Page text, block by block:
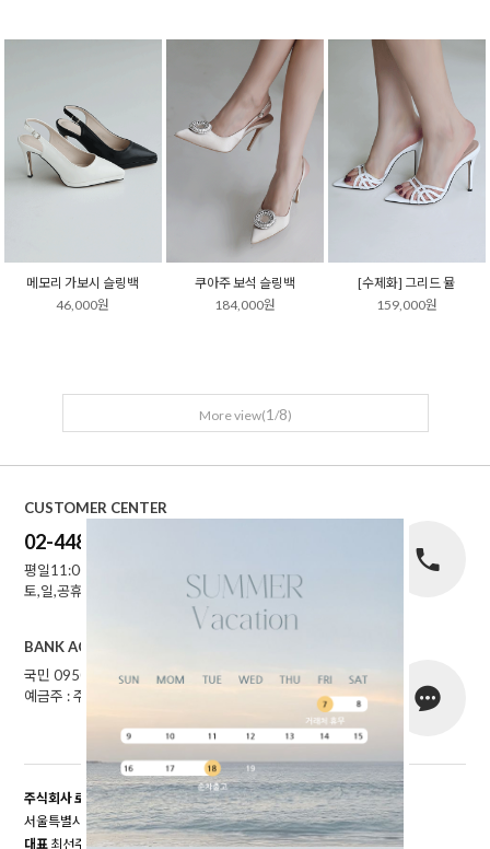
메모리 가보시 슬링백
46,000원
쿠아주 보석 슬링백
184,000원
[수제화] 그리드 뮬
159,000원
More view(1 /8)
CUSTOMER CENTER
02-448-1227
평일11:00~16:00
토,일,공휴일 휴무
BANK ACCOUNT
국민 095001-04-155141
예금주 : 주식회사로에르
주식회사 로에르
서울특별시 성동구 자동차시장3길 39, 남궁빌딩 201호
대표 최선주개인정보 보호책임자최선주